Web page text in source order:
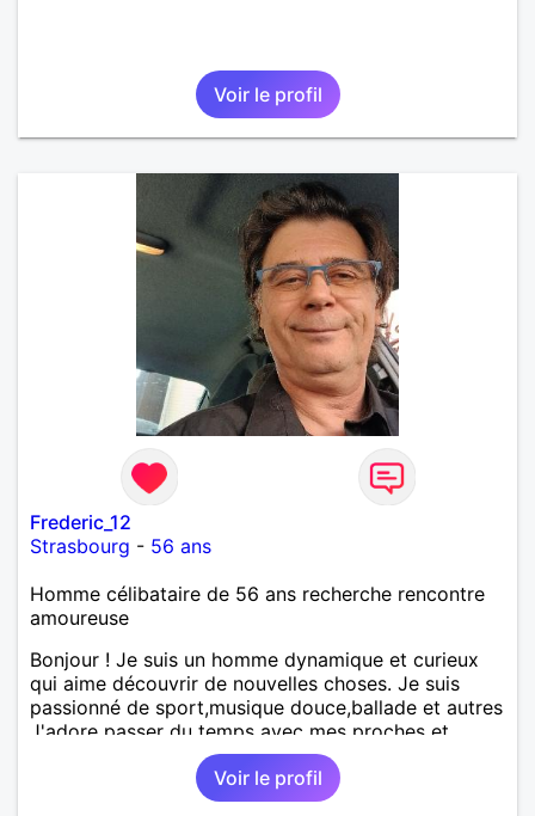
Voir le profil
Frederic_12
Strasbourg - 56 ans
Homme célibataire de 56 ans recherche rencontre
amoureuse
Bonjour ! Je suis un homme dynamique et curieux
qui aime découvrir de nouvelles choses. Je suis
passionné de sport,musique douce,ballade et autres
J'adore passer du temps avec mes proches et
partager des moments inoubliables.
Voir le profil